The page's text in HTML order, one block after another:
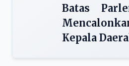
Batas
Kepala